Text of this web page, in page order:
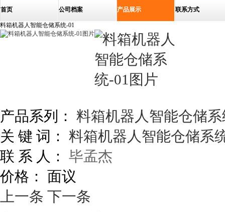
首页 公司档案 产品展示 联系方式
料箱机器人智能仓储系统-01
产品系列： 料箱机器人智能仓储
关 键 词： 料箱机器人智能仓储系
联 系 人： 毕孟杰
价格： 面议
上一条 下一条